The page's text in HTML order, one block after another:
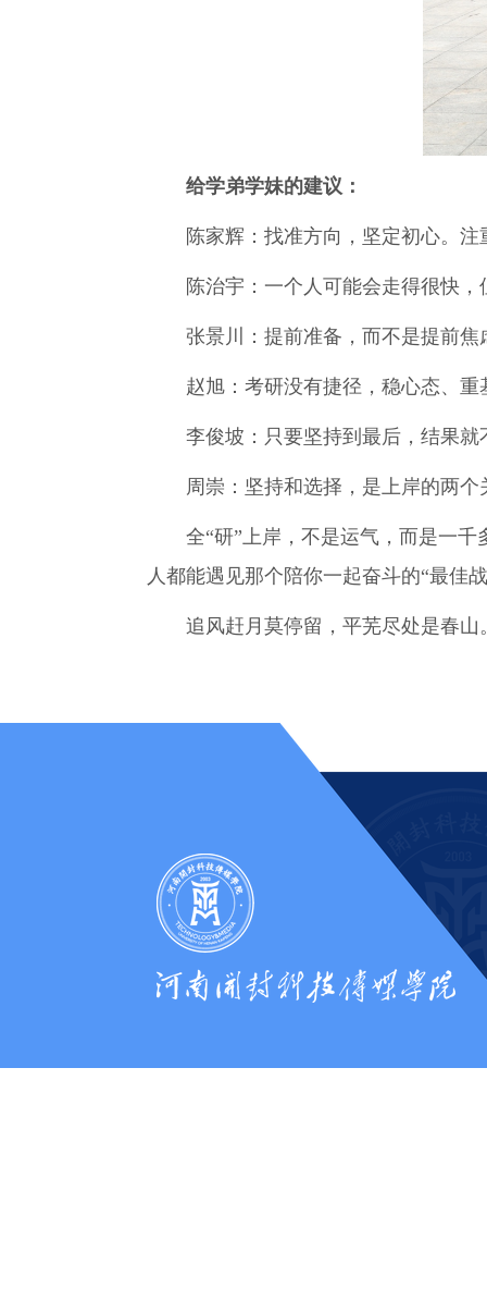
给学弟学妹的建议：
陈家辉：找准方向，坚定初心。
陈治宇：一个人可能会走得很快
张景川：提前准备，而不是提前
赵旭：考研没有捷径，稳心态、
李俊坡：只要坚持到最后，结果就
周崇：坚持和选择，是上岸的两个
全“研”上岸，不是运气，而是一
人都能遇见那个陪你一起奋斗的“最佳
追风赶月莫停留，平芜尽处是春山